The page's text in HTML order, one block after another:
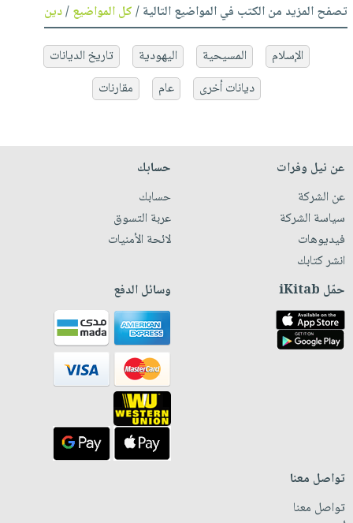
تصفح المزيد من الكتب في المواضيع التالية /كل المواضيع/دين
الإسلام المسيحية اليهودية
تاريخ الديانات
ديانات أخرى
عام مقارنات
عن نيل وفرات
عن الشركة
سياسة الشركة
فيديوهات
انشر كتابك
حسابك
حسابك
عربة التسوق
لائحة الأمنيات
حمّل iKitab وسائل الدفع
تواصل معنا
تواصل معنا